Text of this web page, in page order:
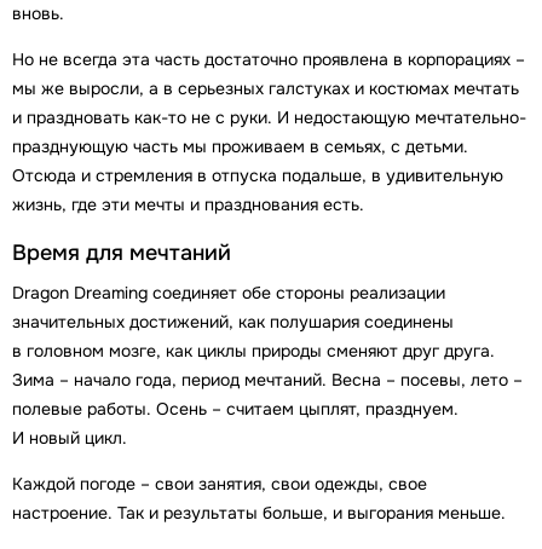
вновь.
Но не всегда эта часть достаточно проявлена в корпорациях –
мы же выросли, а в серьезных галстуках и костюмах мечтать
и праздновать как-то не с руки. И недостающую мечтательно-
празднующую часть мы проживаем в семьях, с детьми.
Отсюда и стремления в отпуска подальше, в удивительную
жизнь, где эти мечты и празднования есть.
Время для мечтаний
Dragon Dreaming соединяет обе стороны реализации
значительных достижений, как полушария соединены
в головном мозге, как циклы природы сменяют друг друга.
Зима – начало года, период мечтаний. Весна – посевы, лето –
полевые работы. Осень – считаем цыплят, празднуем.
И новый цикл.
Каждой погоде – свои занятия, свои одежды, свое
настроение. Так и результаты больше, и выгорания меньше.